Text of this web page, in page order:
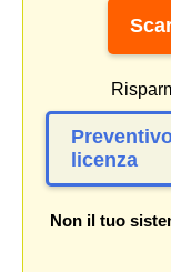
licenza
Non il tuo